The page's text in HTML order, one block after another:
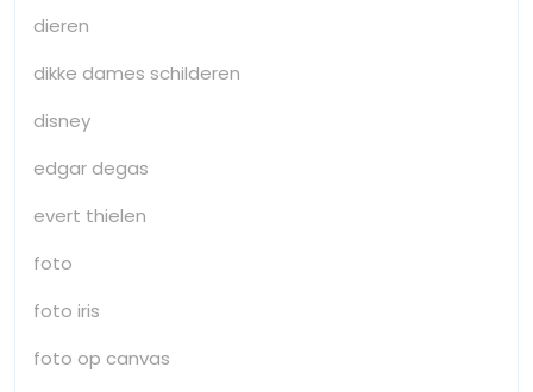
dieren
dikke dames schilderen
disney
edgar degas
evert thielen
foto
foto iris
foto op canvas